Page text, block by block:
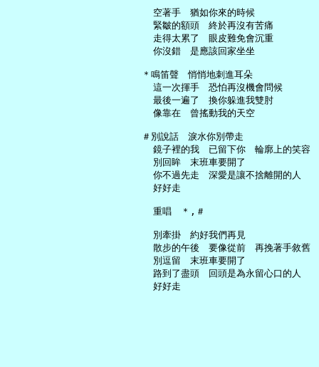
     空著手　猶如你來的時候
     緊皺的額頭　終於再沒有苦痛
     走得太累了　眼皮難免會沉重
     你沒錯　是應該回家坐坐
   ＊鳴笛聲　悄悄地刺進耳朵
     這一次揮手　恐怕再沒機會問候
     最後一遍了　換你躲進我雙肘
     像靠在　曾搖動我的天空
   ＃別說話　淚水你別帶走
     鏡子裡的我　已留下你　輪廓上的笑容
     別回眸　末班車要開了
     你不過先走　深愛是讓不捨離開的人
     好好走
     重唱　＊,＃
     別牽掛　約好我們再見
     散步的午後　要像從前　再挽著手敘舊
     別逗留　末班車要開了
     路到了盡頭　回頭是為永留心口的人